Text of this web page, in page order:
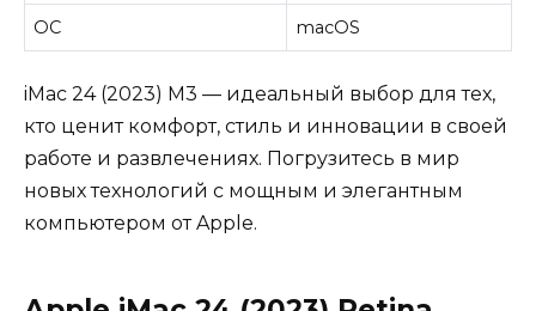
ОС macOS
iMac 24 (2023) M3 — идеальный выбор для тех,
кто ценит комфорт, стиль и инновации в своей
работе и развлечениях. Погрузитесь в мир
новых технологий с мощным и элегантным
компьютером от Apple.